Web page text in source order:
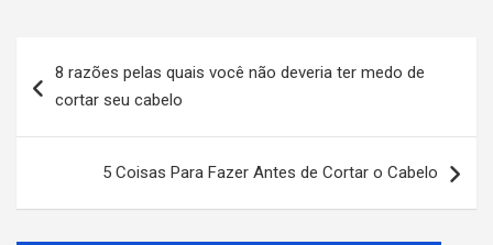
8 razões pelas quais você não deveria ter medo de
cortar seu cabelo
5 Coisas Para Fazer Antes de Cortar o Cabelo